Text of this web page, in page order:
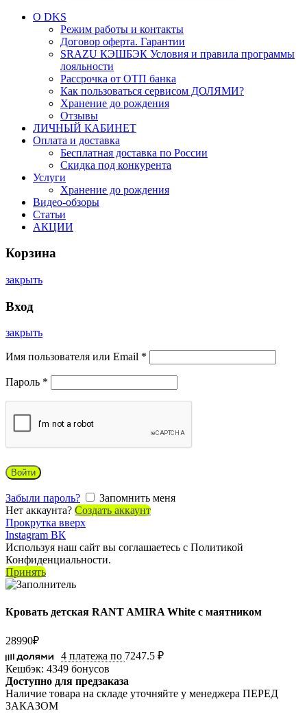
О DKS
Режим работы и контакты
Договор оферта. Гарантии
SRAZU КЭШБЭК Условия и правила программы
лояльности
Рассрочка от ОТП банка
Как пользоваться сервисом ДОЛЯМИ?
Хранение до рождения
Отзывы
ЛИЧНЫЙ КАБИНЕТ
Оплата и доставка
Бесплатная доставка по России
Скидка под конкурента
Услуги
Хранение до рождения
Видео-обзоры
Статьи
АКЦИИ
Корзина
закрыть
Вход
закрыть
Имя пользователя или Email *
Пароль *
Войти
Забыли пароль?
Запомнить меня
Нет аккаунта? Создать аккаунт
Прокрутка вверх
Instagram ВК
Используя наш сайт вы соглашаетесь с Политикой
Конфиденциальности.
Принять
Кровать детская RANT AMIRA White с маятником
28990₽
4 платежа по 7247.5 ₽
Кешбэк: 4349 бонусов
Доступно для предзаказа
Наличие товара на складе уточняйте у менеджера ПЕРЕД
ЗАКАЗОМ